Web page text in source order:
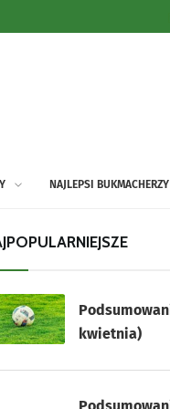
NAJLEPSI BUKMACHERZY
kwietnia)